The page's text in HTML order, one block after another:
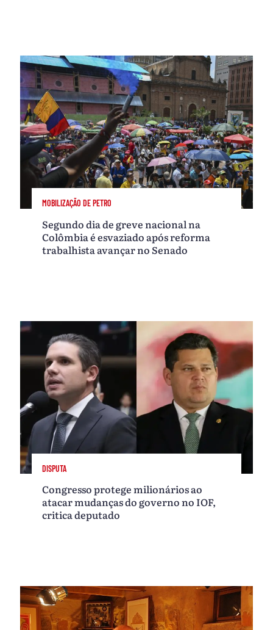
MOBILIZAÇÃO DE PETRO
Segundo dia de greve nacional na
Colômbia é esvaziado após reforma
trabalhista avançar no Senado
DISPUTA
Congresso protege milionários ao
atacar mudanças do governo no IOF,
critica deputado